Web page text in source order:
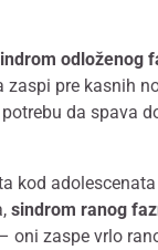
odloženog
zaspi pre kasnih
da spava
kod
sindrom ranog
oni zaspe vrlo